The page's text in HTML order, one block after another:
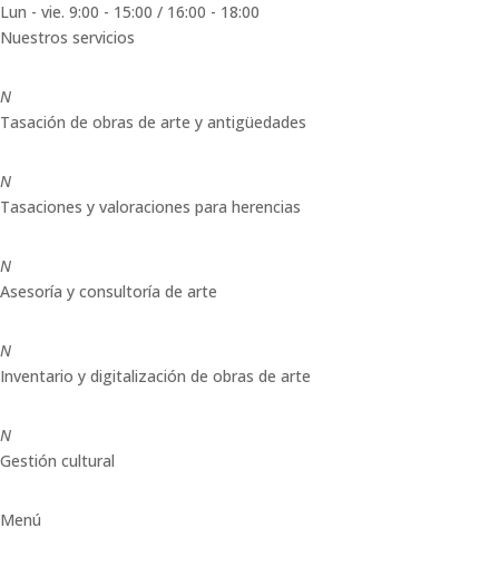
Lun - vie. 9:00 - 15:00 / 16:00 - 18:00
Nuestros servicios
N
Tasación de obras de arte y antigüedades
N
Tasaciones y valoraciones para herencias
N
Asesoría y consultoría de arte
N
Inventario y digitalización de obras de arte
N
Gestión cultural
Menú